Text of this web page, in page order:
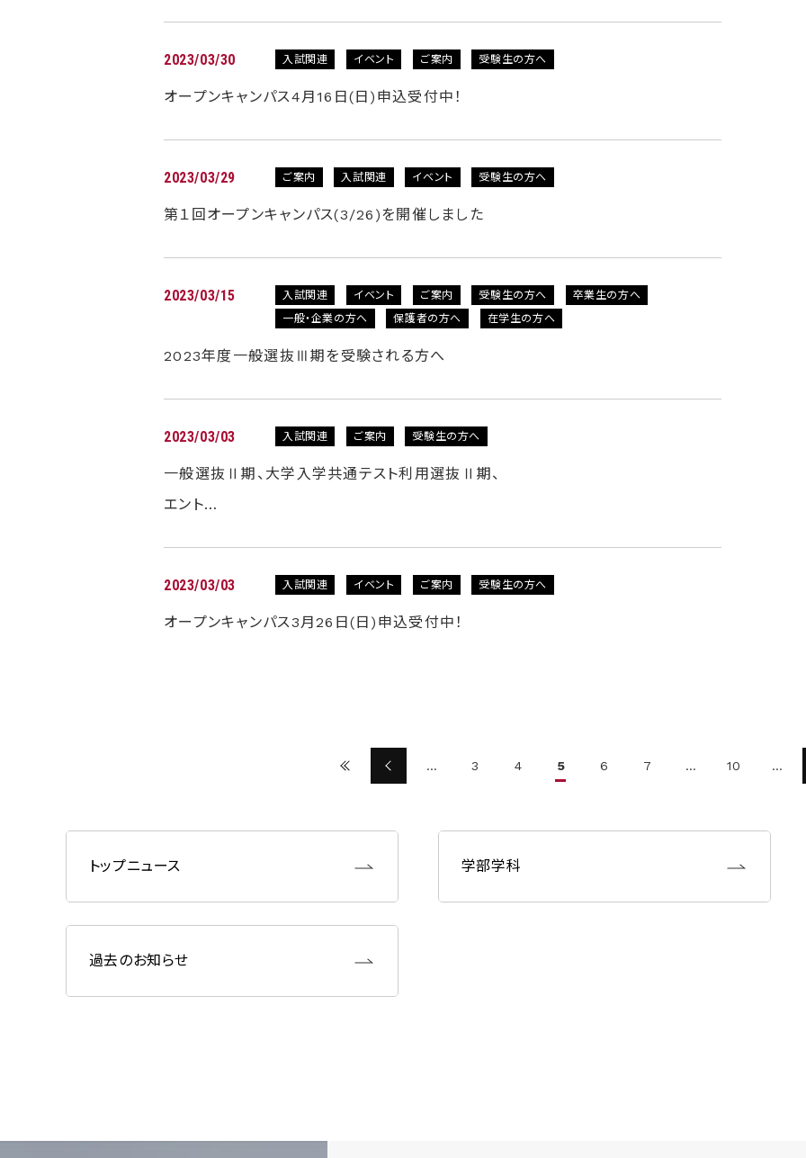
2023/03/30 入試関連 イベント ご案内 受験生の方へ
オープンキャンパス4月16日(日)申込受付中！
2023/03/29 ご案内 入試関連 イベント 受験生の方へ
第１回オープンキャンパス(3/26)を開催しました
2023/03/15 入試関連 イベント ご案内 受験生の方へ
卒業生の方へ
一般・企業の方へ
保護者の方へ 在学生の方へ
2023年度一般選抜Ⅲ期を受験される方へ
2023/03/03 入試関連 ご案内 受験生の方へ
一般選抜Ⅱ期、大学入学共通テスト利用選抜Ⅱ期、
エント…
2023/03/03 入試関連 イベント ご案内 受験生の方へ
オープンキャンパス3月26日(日)申込受付中！
… 3 4 5 6 7 … 10 …
トップニュース 学部学科
過去のお知らせ